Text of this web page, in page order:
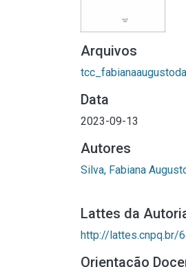
Arquivos
Data
2023-09-13
Autores
Silva, Fabiana
Lattes da
http://lattes.cnpq.br/
Orientação